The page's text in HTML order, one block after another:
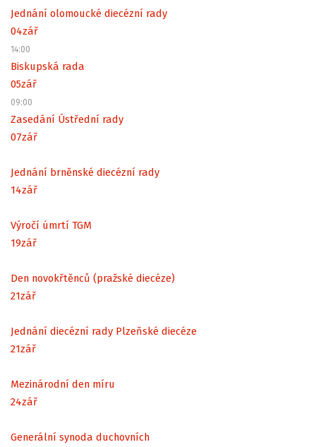
Jednání olomoucké diecézní rady
04zář
14:00
Biskupská rada
05zář
09:00
Zasedání Ústřední rady
07zář
Jednání brněnské diecézní rady
14zář
Výročí úmrtí TGM
19zář
Den novokřtěnců (pražské diecéze)
21zář
Jednání diecézní rady Plzeňské diecéze
21zář
Mezinárodní den míru
24zář
Generální synoda duchovních